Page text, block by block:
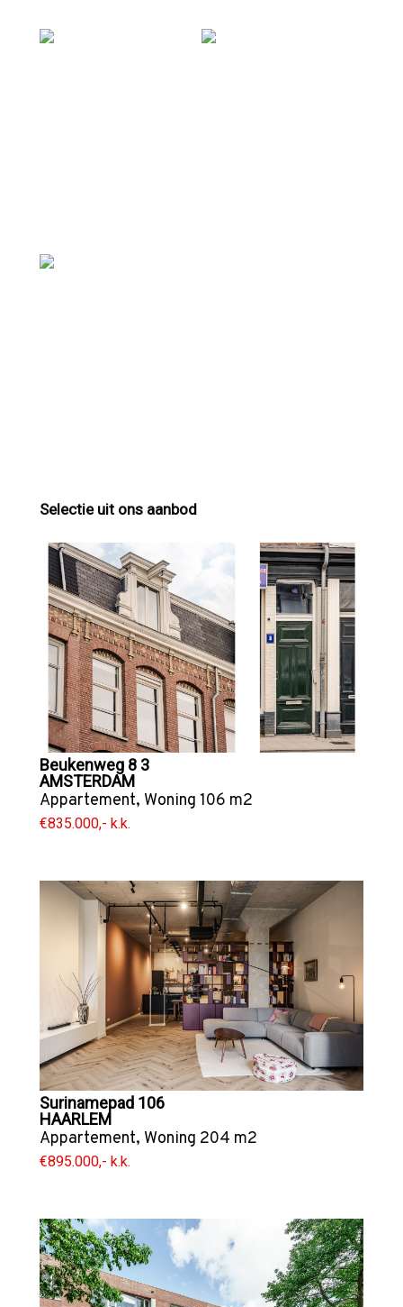
Selectie uit ons aanbod
Beukenweg 8 3
AMSTERDAM
Appartement, Woning 106 m2
€835.000,- k.k.
Surinamepad 106
HAARLEM
Appartement, Woning 204 m2
€895.000,- k.k.